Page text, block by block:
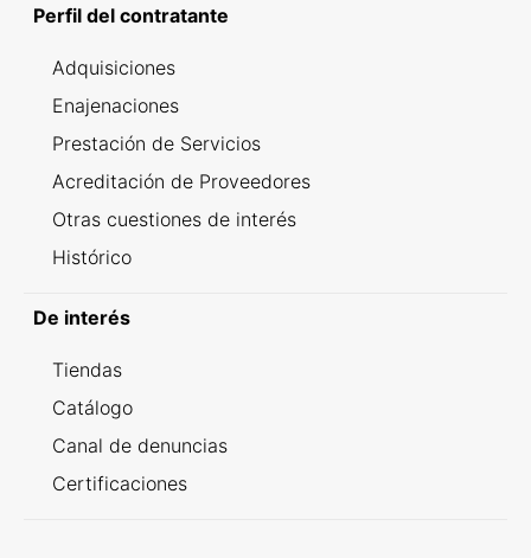
Perfil del contratante
Adquisiciones
Enajenaciones
Prestación de Servicios
Acreditación de Proveedores
Otras cuestiones de interés
Histórico
De interés
Tiendas
Catálogo
Canal de denuncias
Certificaciones